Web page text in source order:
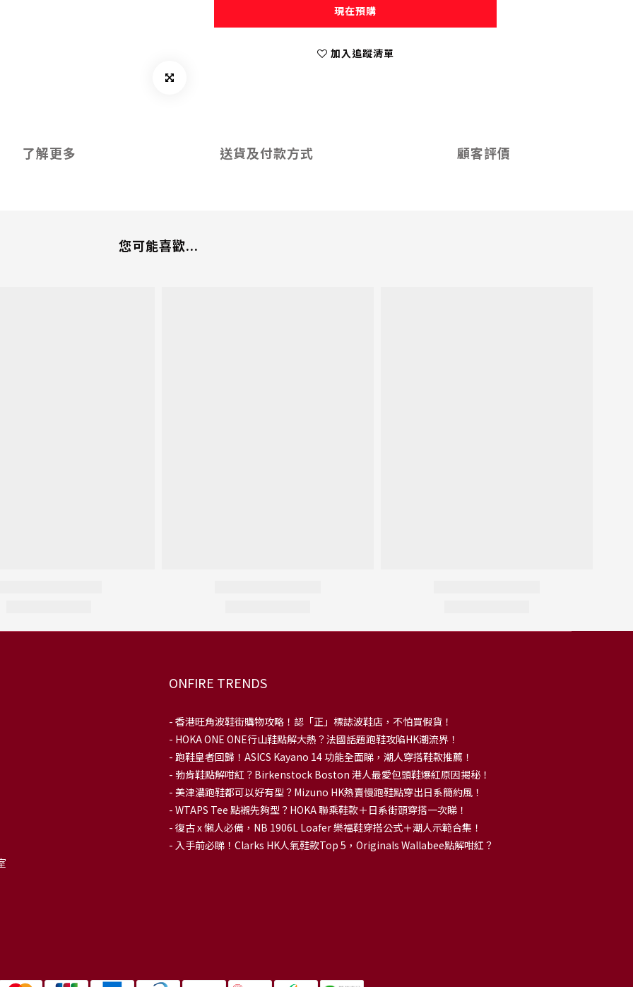
現在預購
加入追蹤清單
了解更多 送貨及付款方式 顧客評價
您可能喜歡...
ONFIRE TRENDS
- 香港旺角波鞋街購物攻略！認「正」標誌波鞋店，不怕買假貨！
- HOKA ONE ONE行山鞋點解大熱？法國話題跑鞋攻陷HK潮流界！
- 跑鞋皇者回歸！ASICS Kayano 14 功能全面睇，潮人穿搭鞋款推薦！
- 勃肯鞋點解咁紅？Birkenstock Boston 港人最愛包頭鞋爆紅原因揭秘！
- 美津濃跑鞋都可以好有型？Mizuno HK熱賣慢跑鞋點穿出日系簡約風！
- WTAPS Tee 點襯先夠型？HOKA 聯乘鞋款＋日系街頭穿搭一次睇！
- 復古 x 懶人必備，NB 1906L Loafer 樂福鞋穿搭公式＋潮人示範合集！
- 入手前必睇！Clarks HK人氣鞋款Top 5，Originals Wallabee點解咁紅？